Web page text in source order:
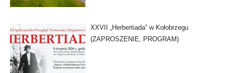
XXVII „Herbertiada” w Kołobrzegu
(ZAPROSZENIE, PROGRAM)